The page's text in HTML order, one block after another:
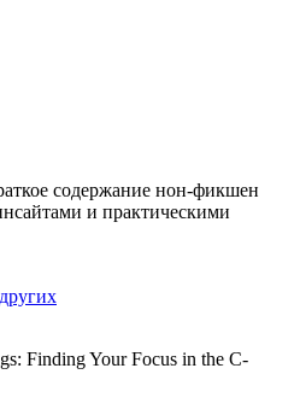
содержание нон-фикшен
и практическими
Finding Your Focus in the C-